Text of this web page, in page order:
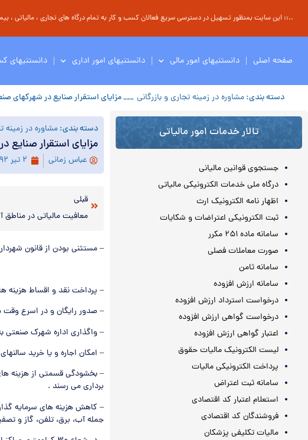
..:: این سایت بمنظور تسهیل در دسترسی سریع فعالان کسب و کار به تمام درگاه های تجاری ، مالیاتی ،
صفحه اصلی دانستنیهای امور مالی دانستنیهای امور اداری دانستنیهای
دسته بندی:مشاوره در زمینه تجاری و بازرگانی ___ مزایای استقرار صنایع در شهرکهای
تالار خدمات امور مالیاتی
جستجوی قوانین مالیانی
درگاه ملی خدمات الکترونیکی مالیاتی
اظهار نامه الکترونیک ارث
ثبت الکترونیکی اعتراضات و شکایات
سامانه ماده ۲۵۱ مکرر
صورت معاملات فصلی
سامانه ثامن
سامانه ارزش افزوده
درخواست استرداد ارزش افزوده
درخواست گواهی ارزش افزوده
اعتبار گواهی ارزش افزوده
لیست الکترونیک مالیات حقوق
پرداخت الکترونیکی مالیات
سامانه ثبت اعتراض
استعلام اعتبار کد اقتصادی
فروشندگان کد اقتصادی
مالیات تکلیفی پزشکان
دسته بندی:مشاوره در زمینه
مزایای استقرار صنایع
عباس زمانی ۲ تیر ۱۳۹۲
قبلی
معافیت مالیاتی در مناطق
– مستثنی بودن از قانون
– پرداخت نقد و اقساط هزینه
– صدور رایگان و در اسرع
– واگذاری اداره شهرک صنعتی
– امکان اجاره و یا خرید
– بخشودگی قسمتی از هزینه
برداری می رسند .
– کاهش هزینه های سرمایه
جمله آب، برق، تلفن، گاز و